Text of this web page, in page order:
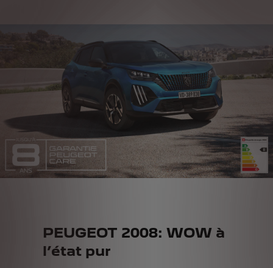
PEUGEOT 2008: WOW à
l’état pur